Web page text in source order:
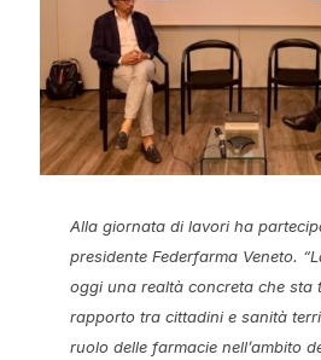
Alla giornata di lavori ha
presidente Federfarma Veneto.
oggi una realtà concreta che sta
rapporto tra cittadini e sanità
ruolo delle farmacie nell’ambito